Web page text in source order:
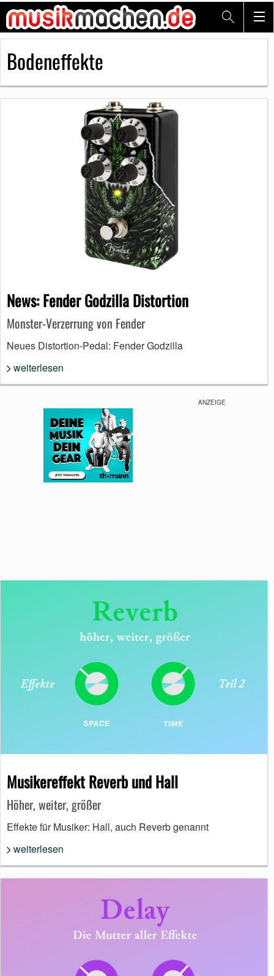
Bodeneffekte
News: Fender Godzilla Distortion
Monster-Verzerrung von Fender
Neues Distortion-Pedal: Fender Godzilla
weiterlesen
Musikereffekt Reverb und Hall
Höher, weiter, größer
Effekte für Musiker: Hall, auch Reverb genannt
weiterlesen